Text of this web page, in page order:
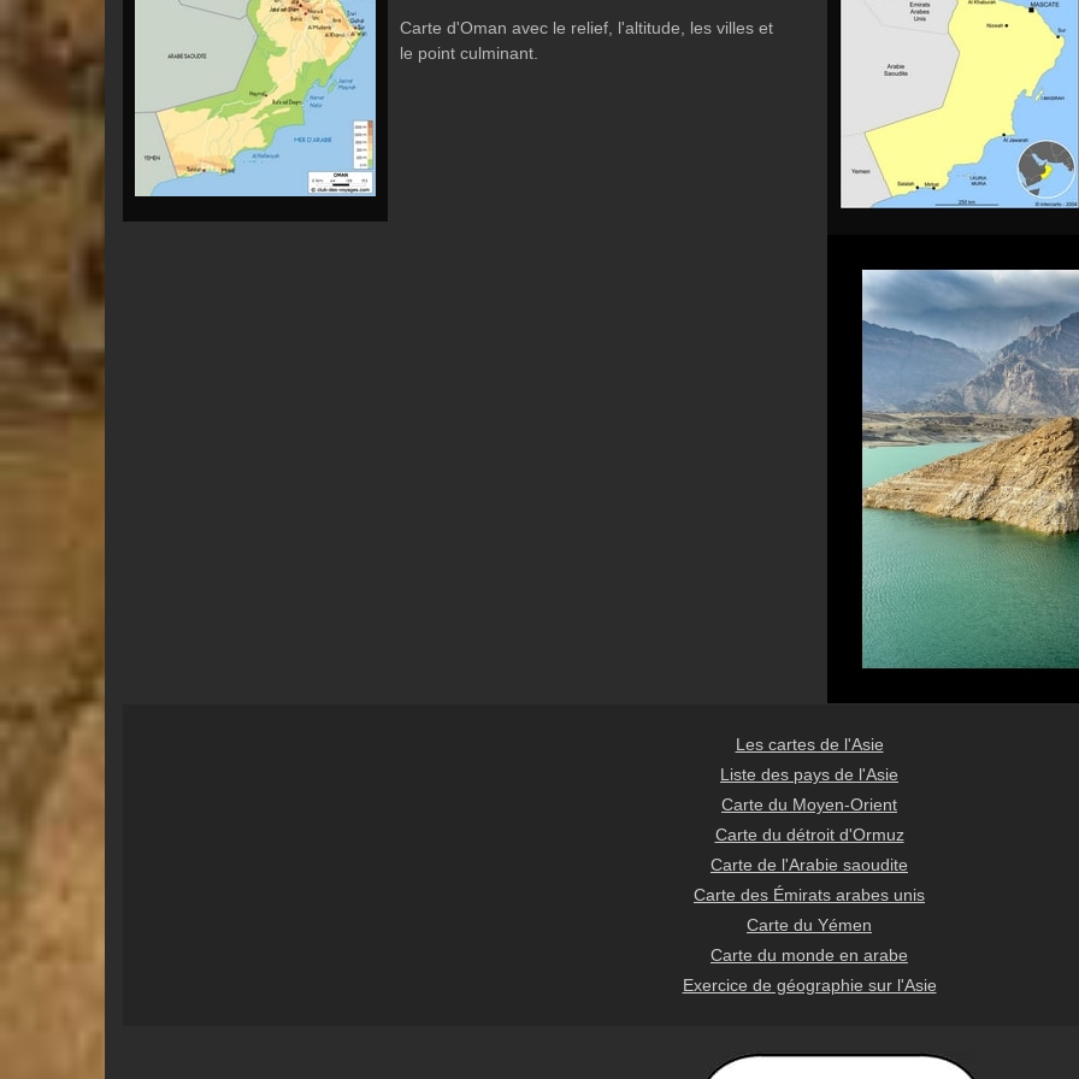
Carte d'Oman avec le relief, l'altitude, les villes et
le point culminant.
Les cartes de l'Asie
Liste des pays de l'Asie
Carte du Moyen-Orient
Carte du détroit d'Ormuz
Carte de l'Arabie saoudite
Carte des Émirats arabes unis
Carte du Yémen
Carte du monde en arabe
Exercice de géographie sur l'Asie